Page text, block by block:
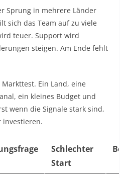
Sprung in mehrere Länder
sich das Team auf zu viele
teuer. Support wird
steigen. Am Ende fehlt
Ein Land, eine
ein kleines Budget und
wenn die Signale stark sind,
investieren.
Schlechter
Start